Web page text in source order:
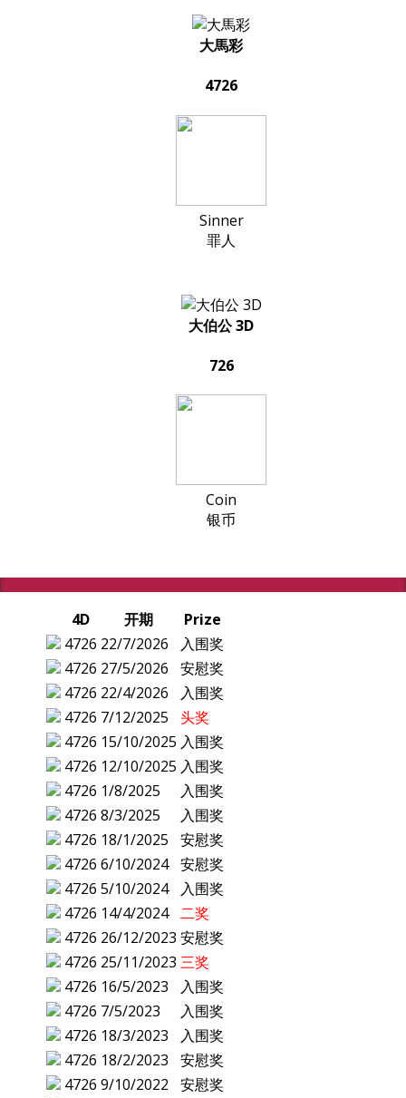
大馬彩
4726
Sinner
罪人
大伯公 3D
726
Coin
银币
4D 开期
Prize
4726 22/7/2026
入围奖
4726 27/5/2026
安慰奖
4726 22/4/2026
入围奖
4726 7/12/2025
头奖
4726 15/10/2025 入围奖
4726 12/10/2025 入围奖
4726 1/8/2025
入围奖
4726 8/3/2025
入围奖
4726 18/1/2025
安慰奖
4726 6/10/2024 安慰奖
4726 5/10/2024
入围奖
4726 14/4/2024 二奖
4726 26/12/2023 安慰奖
4726 25/11/2023 三奖
4726 16/5/2023
入围奖
4726 7/5/2023
入围奖
4726 18/3/2023
入围奖
4726 18/2/2023
安慰奖
4726 9/10/2022
安慰奖